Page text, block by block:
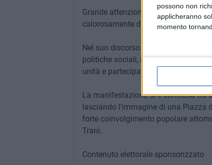
possono non
applicheranno
momento
Grande attenzione anche per
calorosamente dalla piazza.
Nel suo discorso ha affrontato i
politiche sociali, rilancio economico
unità e partecipazione.
La manifestazione si è conclusa tra
lasciando l'immagine di una Piazza
forte coinvolgimento popolare
Trani.
Contenuto elettorale sponsorizzato